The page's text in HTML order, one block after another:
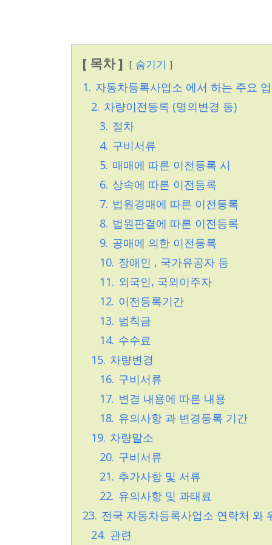
[ 목차 ] 숨기기
1. 자동차등록사업소 에서 하는 주요
2. 차량이전등록 (명의변경 등)
3. 절차
4. 구비서류
5. 매매에 따른 이전등록 시
6. 상속에 따른 이전등록
7. 법원경매에 따른 이전등록
8. 법원판결에 따른 이전등록
9. 공매에 의한 이전등록
10. 장애인 , 국가유공자 등
11. 외국인, 국외이주자
12. 이전등록기간
13. 범칙금
14. 수수료
15. 차량변경
16. 구비서류
17. 변경 내용에 따른 내용
18. 유의사항 과 변경등록 기간
19. 차량말소
20. 구비서류
21. 추가사항 및 서류
22. 유의사항 및 과태료
23. 전국 자동차등록사업소 연락처 와
24. 관련